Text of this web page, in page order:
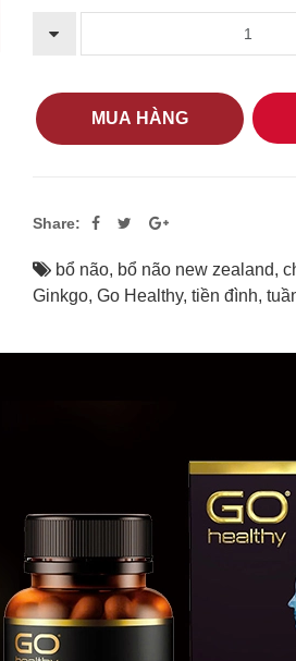
MUA HÀNG
Share:
bổ não, bổ não new zealand,
Ginkgo, Go Healthy, tiền đình,